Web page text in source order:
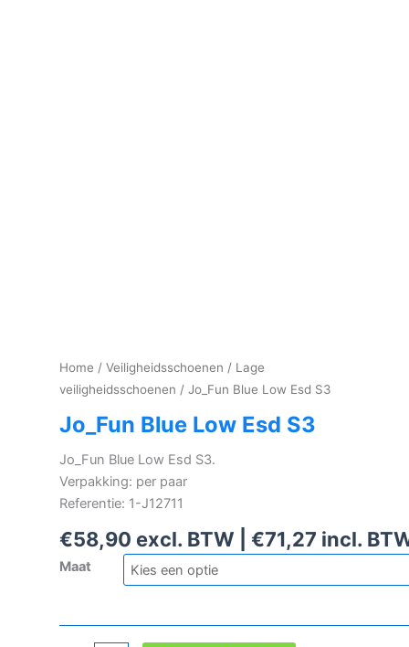
Home / Veiligheidsschoenen / Lage
veiligheidsschoenen / Jo_Fun Blue Low Esd S3
Jo_Fun Blue Low Esd S3
Jo_Fun Blue Low Esd S3.
Verpakking: per paar
Referentie: 1-J12711
€58,90 excl. BTW | €71,27 incl.
Maat